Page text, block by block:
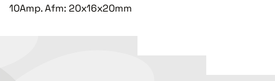
10Amp. Afm: 20x16x20mm